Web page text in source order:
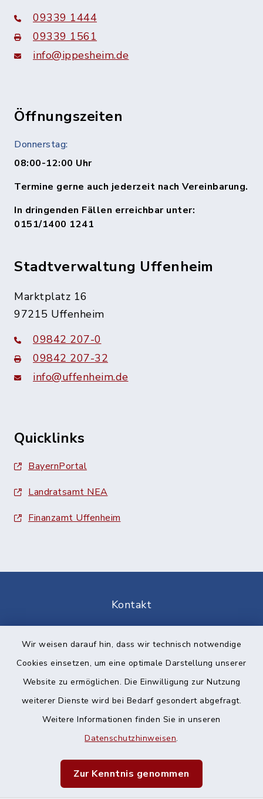
Wir weisen darauf hin, dass wir technisch notwendige
Cookies einsetzen, um eine optimale Darstellung unserer
Website zu ermöglichen. Die Einwilligung zur Nutzung
weiterer Dienste wird bei Bedarf gesondert abgefragt.
Weitere Informationen finden Sie in unseren
Datenschutzhinweisen.
Zur Kenntnis genommen
09339 1444
09339 1561
info@ippesheim.de
Öffnungszeiten
Donnerstag:
08:00-12:00 Uhr
Termine gerne auch jederzeit nach Vereinbarung.
In dringenden Fällen erreichbar unter:
0151/1400 1241
Stadtverwaltung Uffenheim
Marktplatz 16
97215 Uffenheim
09842 207-0
09842 207-32
info@uffenheim.de
Quicklinks
BayernPortal
Landratsamt NEA
Finanzamt Uffenheim
Kontakt
Datenschutz
Impressum
Sitemap
Cookie-Einstellungen